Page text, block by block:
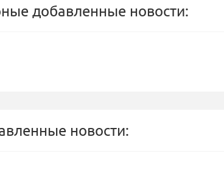
добавленные новости:
новости: